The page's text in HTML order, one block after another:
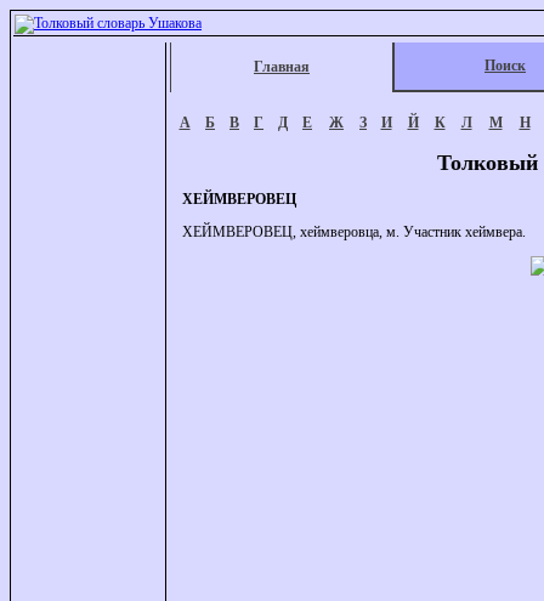
Главная Поиск
А Б В Г Д Е Ж З И Й К Л М Н
Толковый
ХЕЙМВЕРОВЕЦ
ХЕЙМВЕРОВЕЦ, хеймверовца, м. Участник хеймвера.